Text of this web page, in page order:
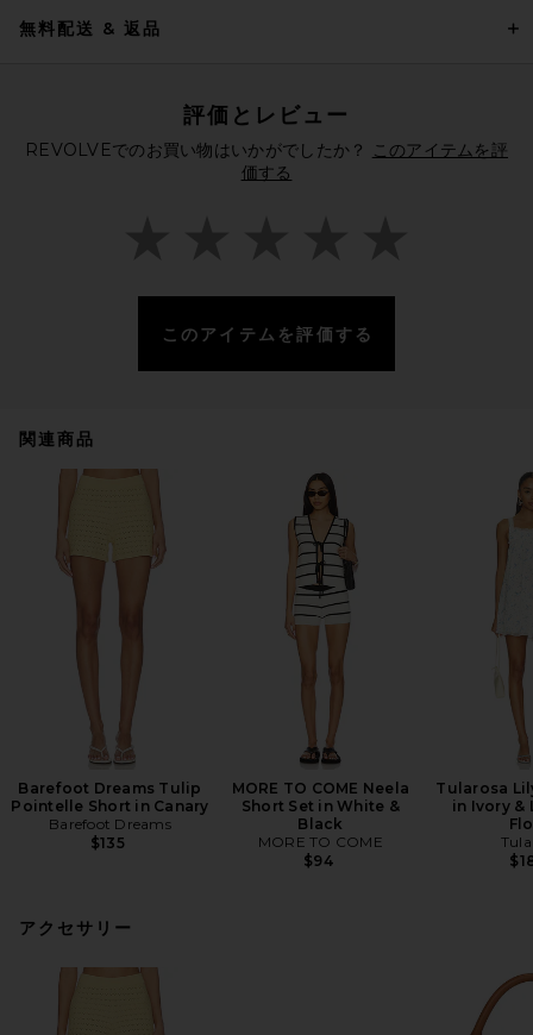
無料配送 & 返品
評価とレビュー
REVOLVEでのお買い物はいかがでしたか？
このアイテムを評
価する
このアイテムを評価する
関連商品
Barefoot Dreams Tulip
Pointelle Short in Canary
Barefoot Dreams
$135
MORE TO COME Neela
Short Set in White &
Black
MORE TO COME
$94
Tularosa
in Ivory &
アクセサリー